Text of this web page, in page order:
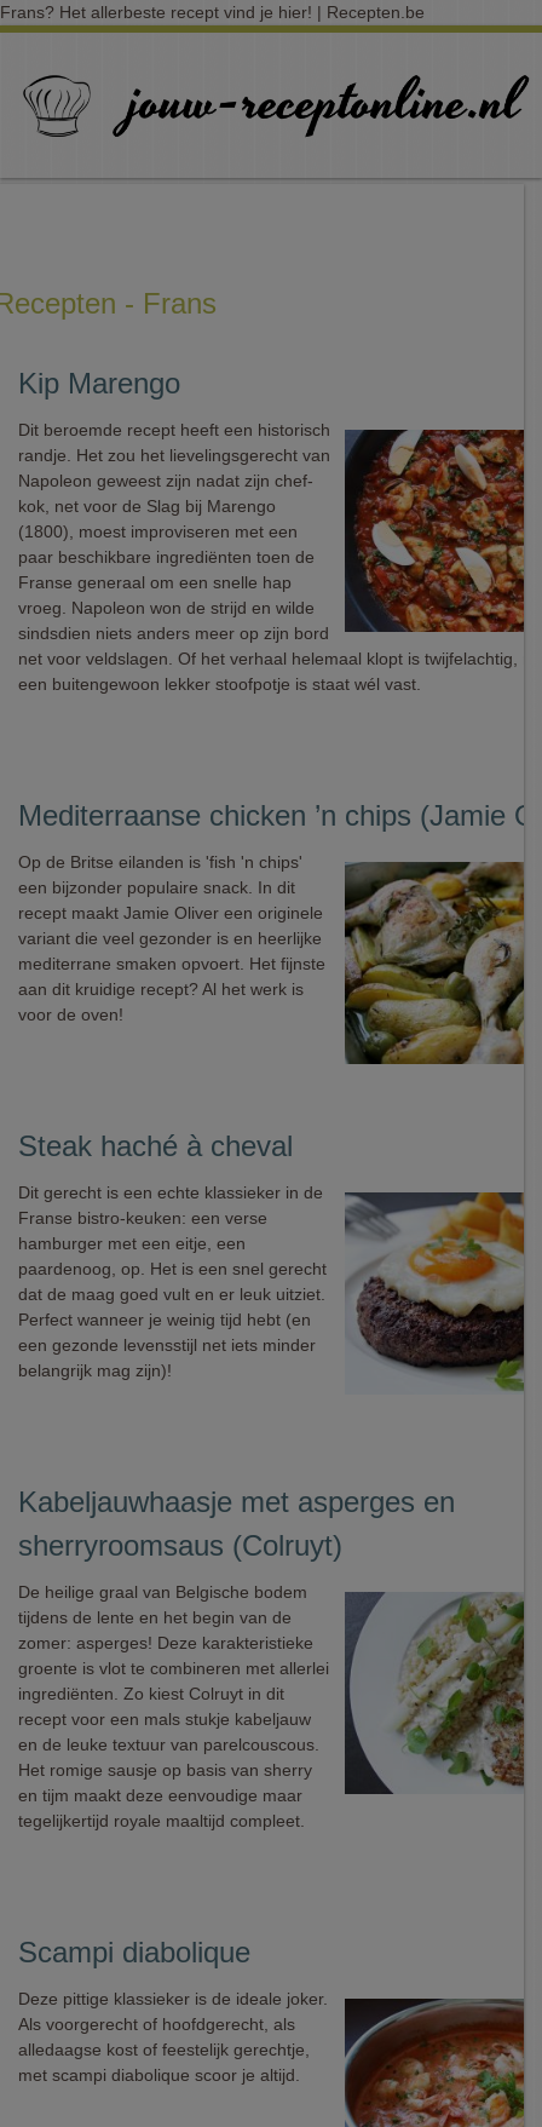
Frans? Het allerbeste recept vind je hier! | Recepten.be
- Frans
Kip Marengo
Dit beroemde recept heeft een historisch
randje. Het zou het lievelingsgerecht van
Napoleon geweest zijn nadat zijn chef-
kok, net voor de Slag bij Marengo
(1800), moest improviseren met een
paar beschikbare ingrediënten toen de
Franse generaal om een snelle hap
vroeg. Napoleon won de strijd en wilde
sindsdien niets anders meer op zijn bord
net voor veldslagen. Of het verhaal helemaal klopt is twijfelachtig,
een buitengewoon lekker stoofpotje is staat wél vast.
Mediterraanse chicken ’n chips (Jamie
Op de Britse eilanden is 'fish 'n chips'
een bijzonder populaire snack. In dit
recept maakt Jamie Oliver een originele
variant die veel gezonder is en heerlijke
mediterrane smaken opvoert. Het fijnste
aan dit kruidige recept? Al het werk is
voor de oven!
Steak haché à cheval
Dit gerecht is een echte klassieker in de
Franse bistro-keuken: een verse
hamburger met een eitje, een
paardenoog, op. Het is een snel gerecht
dat de maag goed vult en er leuk uitziet.
Perfect wanneer je weinig tijd hebt (en
een gezonde levensstijl net iets minder
belangrijk mag zijn)!
Kabeljauwhaasje met asperges en
sherryroomsaus (Colruyt)
De heilige graal van Belgische bodem
tijdens de lente en het begin van de
zomer: asperges! Deze karakteristieke
groente is vlot te combineren met allerlei
ingrediënten. Zo kiest Colruyt in dit
recept voor een mals stukje kabeljauw
en de leuke textuur van parelcouscous.
Het romige sausje op basis van sherry
en tijm maakt deze eenvoudige maar
tegelijkertijd royale maaltijd compleet.
Scampi diabolique
Deze pittige klassieker is de ideale joker.
Als voorgerecht of hoofdgerecht, als
alledaagse kost of feestelijk gerechtje,
met scampi diabolique scoor je altijd.